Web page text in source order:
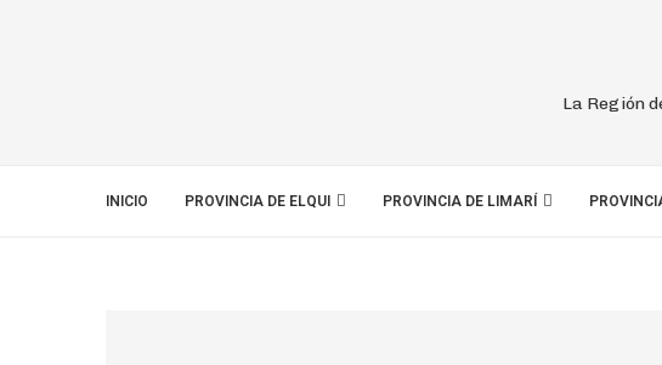
La Región
INICIO PROVINCIA DE ELQUI PROVINCIA DE LIMARÍ